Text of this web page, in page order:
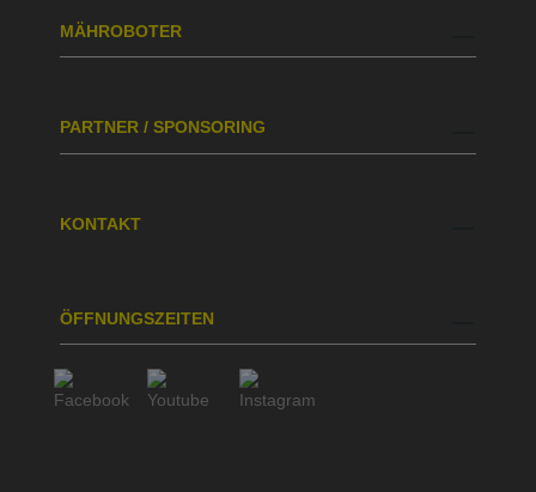
MÄHROBOTER
PARTNER / SPONSORING
KONTAKT
ÖFFNUNGSZEITEN